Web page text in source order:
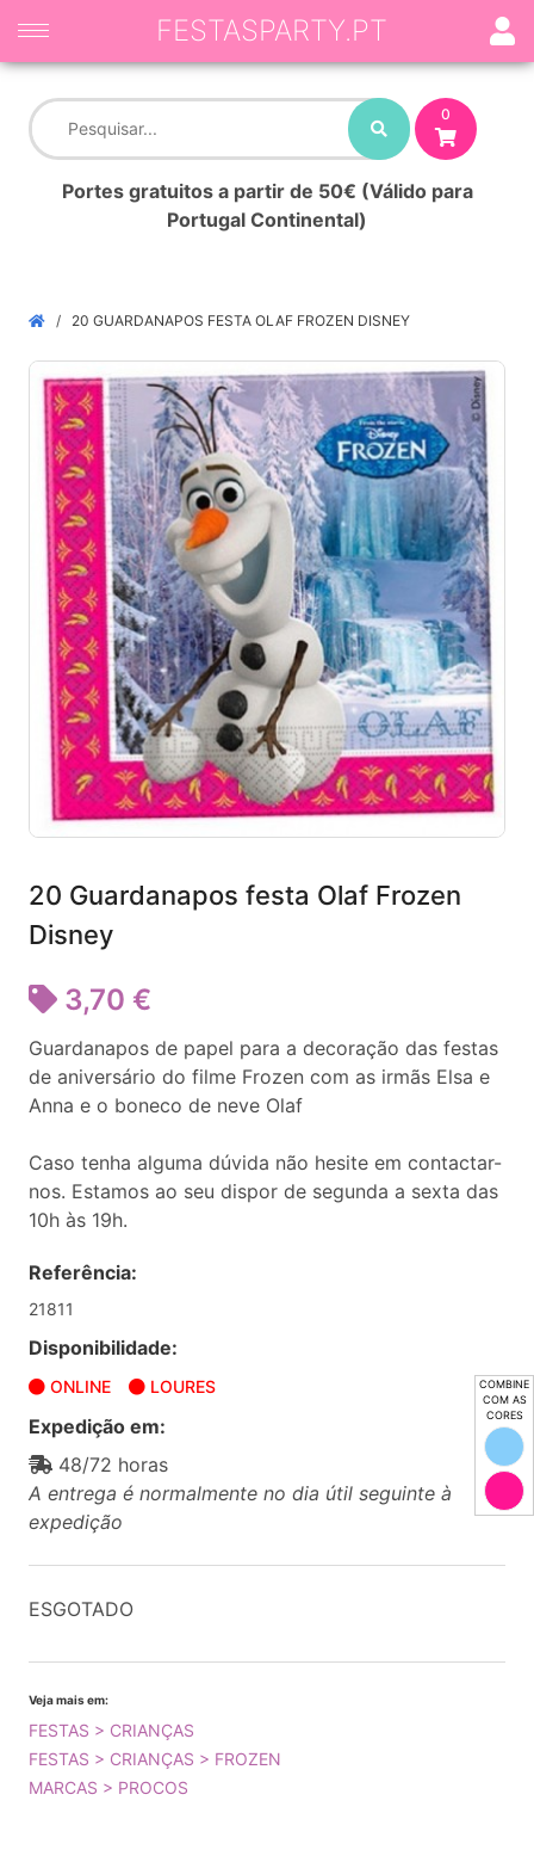
COMBINE
COM AS
CORES
0
Portes gratuitos a partir de 50€ (Válido para
Portugal Continental)
FESTASPARTY.PT
20 GUARDANAPOS FESTA OLAF FROZEN DISNEY
20 Guardanapos festa Olaf Frozen
Disney
3,70 €
Guardanapos de papel para a decoração das festas
de aniversário do filme Frozen com as irmãs Elsa e
Anna e o boneco de neve Olaf
Caso tenha alguma dúvida não hesite em contactar-
nos. Estamos ao seu dispor de segunda a sexta das
10h às 19h.
Referência:
21811
Disponibilidade:
ONLINE LOURES
Expedição em:
48/72 horas
A entrega é normalmente no dia útil seguinte à
expedição
ESGOTADO
Veja mais em:
FESTAS > CRIANÇAS
FESTAS > CRIANÇAS > FROZEN
MARCAS > PROCOS